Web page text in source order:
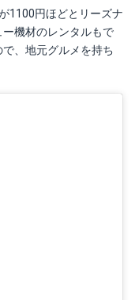
1100円ほどとリーズナ
機材のレンタルもで
、地元グルメを持ち